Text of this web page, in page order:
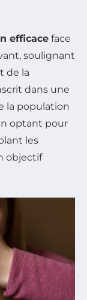
efficace face
soulignant
de la
dans une
la population
optant pour
les
objectif